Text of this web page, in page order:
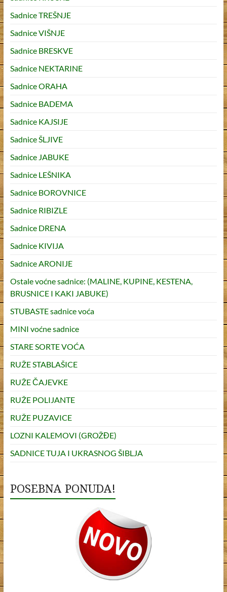
Sadnice TREŠNJE
Sadnice VIŠNJE
Sadnice BRESKVE
Sadnice NEKTARINE
Sadnice ORAHA
Sadnice BADEMA
Sadnice KAJSIJE
Sadnice ŠLJIVE
Sadnice JABUKE
Sadnice LEŠNIKA
Sadnice BOROVNICE
Sadnice RIBIZLE
Sadnice DRENA
Sadnice KIVIJA
Sadnice ARONIJE
Ostale voćne sadnice: (MALINE, KUPINE, KESTENA,
BRUSNICE I KAKI JABUKE)
STUBASTE sadnice voća
MINI voćne sadnice
STARE SORTE VOĆA
RUŽE STABLAŠICE
RUŽE ČAJEVKE
RUŽE POLIJANTE
RUŽE PUZAVICE
LOZNI KALEMOVI (GROŽĐE)
SADNICE TUJA I UKRASNOG ŠIBLJA
POSEBNA PONUDA!